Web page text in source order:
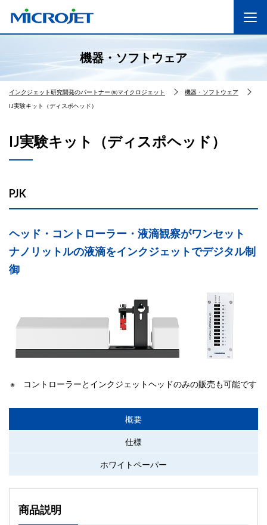
機器・ソフトウェア
インクジェット研究開発のパートナー ㈱マイクロジェット
機器・ソフトウェア
IJ実験キット（ディスポヘッド）
IJ実験キット（ディスポヘッド）
PJK
ヘッド・コントローラー・液滴観察がワンセット
ナノリットルの液滴をインクジェットでデジタル制
御
※ コントローラーとインクジェットヘッドのみの販売も可能です
概要
仕様
ホワイトペーパー
商品説明